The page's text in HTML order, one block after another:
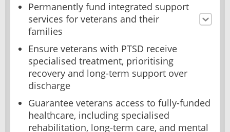
Permanently fund integrated support
services for veterans and their
families
Ensure veterans with PTSD receive
specialised treatment, prioritising
recovery and long-term support over
discharge
Guarantee veterans access to fully-funded
healthcare, including specialised
rehabilitation, long-term care, and mental